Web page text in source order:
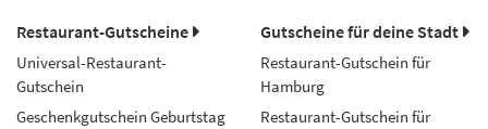
Restaurant-Gutscheine
Universal-Restaurant-
Gutschein
Geschenkgutschein Geburtstag
Gutscheine für deine Stadt
Restaurant-Gutschein für
Hamburg
Restaurant-Gutschein für